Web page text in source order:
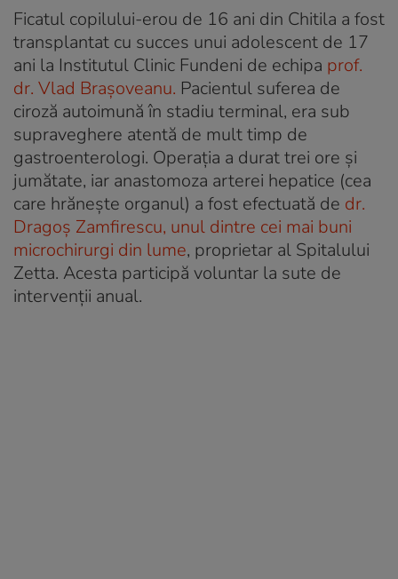
Ficatul copilului-erou de 16 ani din Chitila a fost
transplantat cu succes unui adolescent de 17
ani la Institutul Clinic Fundeni de echipa prof.
dr. Vlad Brașoveanu. Pacientul suferea de
ciroză autoimună în stadiu terminal, era sub
supraveghere atentă de mult timp de
gastroenterologi. Operația a durat trei ore și
jumătate, iar anastomoza arterei hepatice (cea
care hrănește organul) a fost efectuată de dr.
Dragoș Zamfirescu, unul dintre cei mai buni
microchirurgi din lume, proprietar al Spitalului
Zetta. Acesta participă voluntar la sute de
intervenții anual.